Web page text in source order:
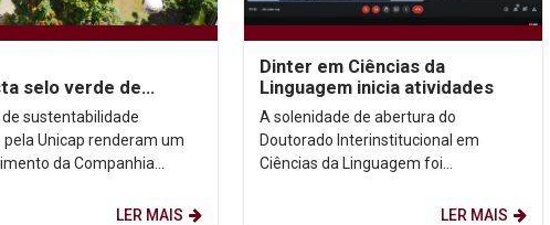
selo verde de
energética
sustentabilidade
Unicap renderam um
da Companhia
concedeu à Universidade...
LER MAIS
Dinter em Ciências da
Linguagem inicia atividades
A solenidade de abertura do
Doutorado Interinstitucional em
Ciências da Linguagem foi
relacionamento entre a Unicap e a
LER MAIS